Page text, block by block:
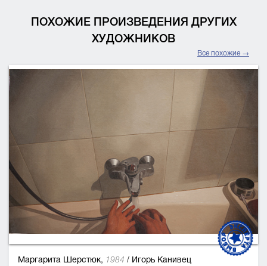
ПОХОЖИЕ ПРОИЗВЕДЕНИЯ ДРУГИХ
ХУДОЖНИКОВ
Все похожие →
Маргарита Шерстюк, 1984 / Игорь Канивец